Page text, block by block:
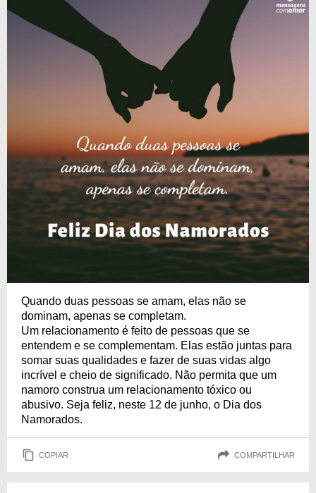
Quando duas pessoas se amam, elas não se
dominam, apenas se completam.
Um relacionamento é feito de pessoas que se
entendem e se complementam. Elas estão juntas para
somar suas qualidades e fazer de suas vidas algo
incrível e cheio de significado. Não permita que um
namoro construa um relacionamento tóxico ou
abusivo. Seja feliz, neste 12 de junho, o Dia dos
Namorados.
COPIAR COMPARTILHAR